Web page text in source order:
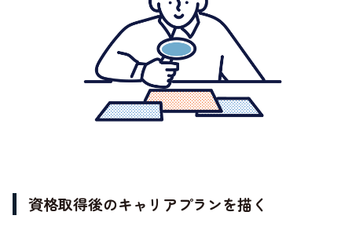
資格取得後のキャリアプランを描く